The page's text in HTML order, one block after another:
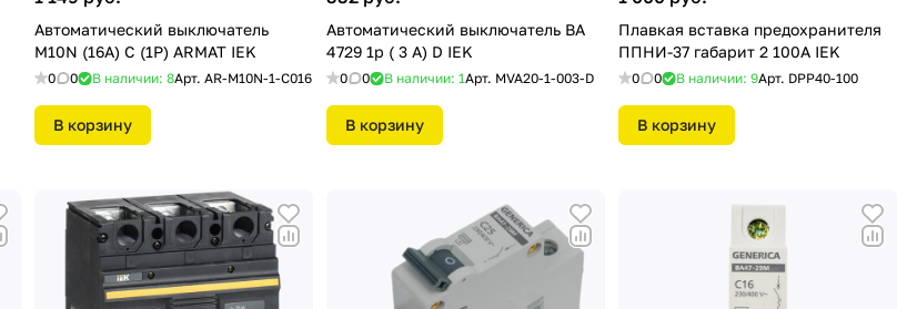
Автоматический выключатель
M10N (16А) C (1P) ARMAT IEK
0 0 В наличии: 8Арт. AR-M10N-1-C016
В корзину
Автоматический выключатель ВА
4729 1р ( 3 А) D IEK
0 0 В наличии: 1Арт. MVA20-1-003-D
В корзину
Плавкая вставка предохранителя
ППНИ-37 габарит 2 100А IEK
0 0 В наличии: 9Арт. DPP40-100
В корзину